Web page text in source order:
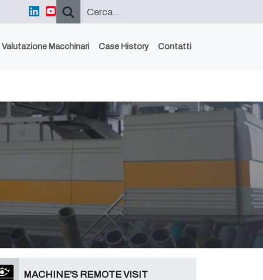
Valutazione Macchinari Case History Contatti
MACHINE'S REMOTE VISIT